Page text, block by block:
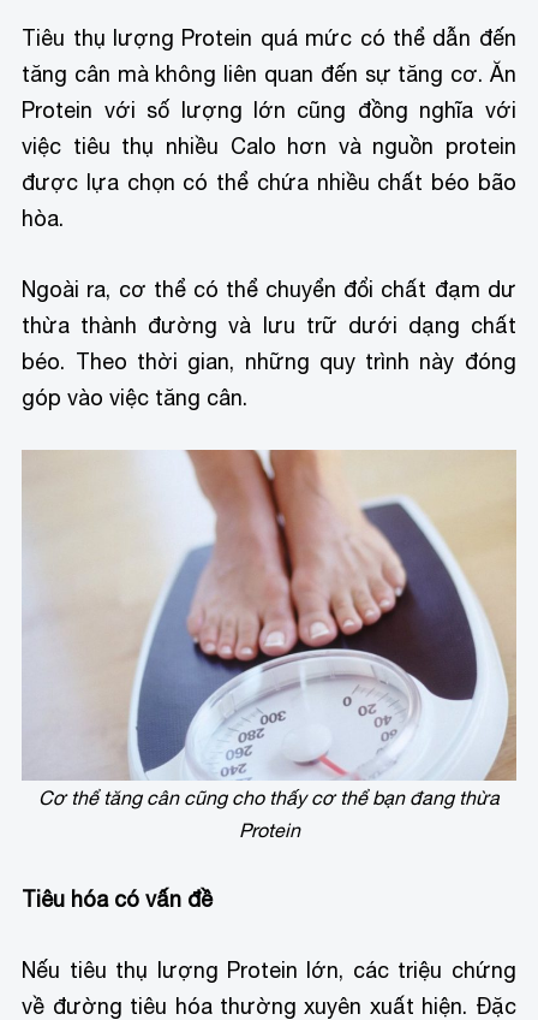
Tiêu thụ lượng Protein quá mức có thể dẫn đến
tăng cân mà không liên quan đến sự tăng cơ. Ăn
Protein với số lượng lớn cũng đồng nghĩa với
việc tiêu thụ nhiều Calo hơn và nguồn protein
được lựa chọn có thể chứa nhiều chất béo bão
hòa.
Ngoài ra, cơ thể có thể chuyển đổi chất đạm dư
thừa thành đường và lưu trữ dưới dạng chất
béo. Theo thời gian, những quy trình này đóng
góp vào việc tăng cân.
Cơ thể tăng cân cũng cho thấy cơ thể bạn đang thừa
Protein
Tiêu hóa có vấn đề
Nếu tiêu thụ lượng Protein lớn, các triệu chứng
về đường tiêu hóa thường xuyên xuất hiện. Đặc